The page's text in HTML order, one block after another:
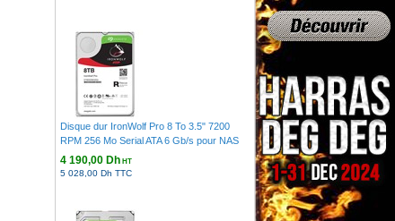
Disque dur IronWolf Pro 8 To 3.5" 7200
RPM 256 Mo Serial ATA 6 Gb/s pour NAS
4 190,00 DhHT
5 028,00 Dh TTC